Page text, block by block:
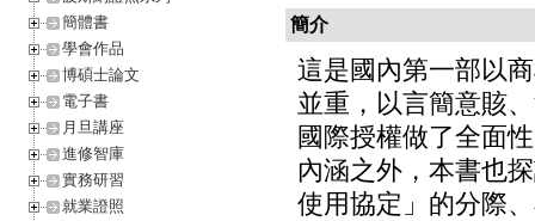
簡體書
學會作品
博碩士論文
電子書
月旦講座
進修智庫
實務研習
就業證照
簡介
這是國內第一部以
並重，以言簡意賅
國際授權做了全面
內涵之外，本書也
使用協定」的分際